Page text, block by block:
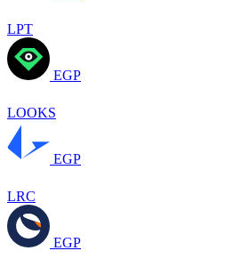
LPT
EGP
LOOKS
EGP
LRC
EGP